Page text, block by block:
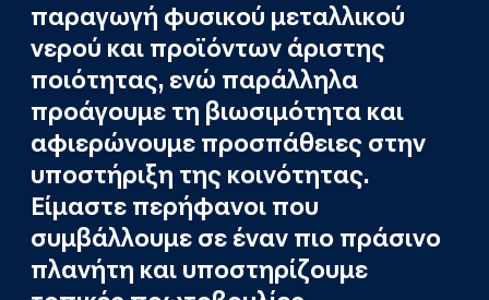
παραγωγή φυσικού μεταλλικού
νερού και προϊόντων άριστης
ποιότητας, ενώ παράλληλα
προάγουμε τη βιωσιμότητα και
αφιερώνουμε προσπάθειες στην
υποστήριξη της κοινότητας.
Είμαστε περήφανοι που
συμβάλλουμε σε έναν πιο πράσινο
πλανήτη και υποστηρίζουμε